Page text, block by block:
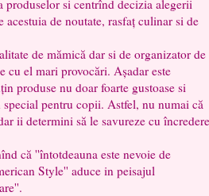
si centrînd decizia alegerii
de noutate, rasfaț culinar si de
de mămică dar si de organizator de
cu el mari provocări. Așadar este
produse nu doar foarte gustoase si
special pentru copii. Astfel, nu numai că
ii determini să le savureze cu încredere
că ''întotdeauna este nevoie de
Style'' aduce in peisajul